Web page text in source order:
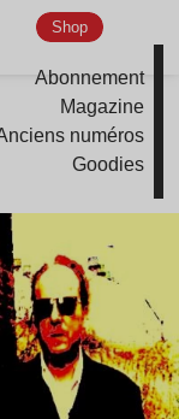
Shop
Abonnement
Magazine
numéros
Goodies